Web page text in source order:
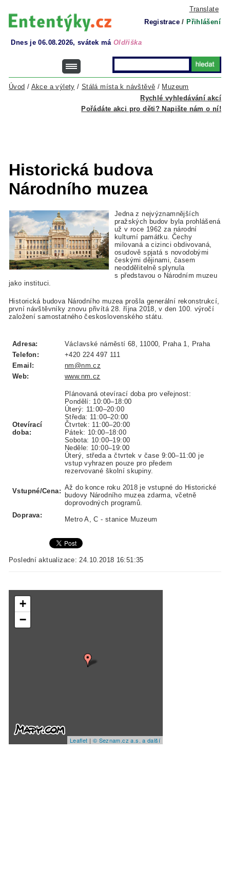
Translate
Registrace / Přihlášení
Dnes je 06.08.2026, svátek má Oldřiška
Rychlé vyhledávání akcí
Úvod / Akce a výlety / Stálá místa k návštěvě / Muzeum
Pořádáte akci pro děti? Napište nám o ní!
Historická budova
Národního muzea
Jedna z nejvýznamnějších
pražských budov byla prohlášená
už v roce 1962 za národní
kulturní památku. Čechy
milovaná a cizinci obdivovaná,
osudově spjatá s novodobými
českými dějinami, časem
neoddělitelně splynula
s představou o Národním muzeu
jako instituci.
Historická budova Národního muzea prošla generální rekonstrukcí,
první návštěvníky znovu přivítá 28. října 2018, v den 100. výročí
založení samostatného československého státu.
Adresa:
Václavské náměstí 68, 11000, Praha 1, Praha
Telefon:
+420 224 497 111
Email:
nm@nm.cz
Web:
www.nm.cz
Otevírací
doba:
Plánovaná otevírací doba pro veřejnost:
Pondělí: 10:00–18:00
Úterý: 11:00–20:00
Středa: 11:00–20:00
Čtvrtek: 11:00–20:00
Pátek: 10:00–18:00
Sobota: 10:00–19:00
Neděle: 10:00–19:00
Úterý, středa a čtvrtek v čase 9:00–11:00 je
vstup vyhrazen pouze pro předem
rezervované školní skupiny.
Vstupné/Cena: Až do konce roku 2018 je vstupné do Historické
budovy Národního muzea zdarma, včetně
doprovodných programů.
Doprava:
Metro A, C - stanice Muzeum
Poslední aktualizace: 24.10.2018 16:51:35
+
−
Leaflet | © Seznam.cz a.s. a další